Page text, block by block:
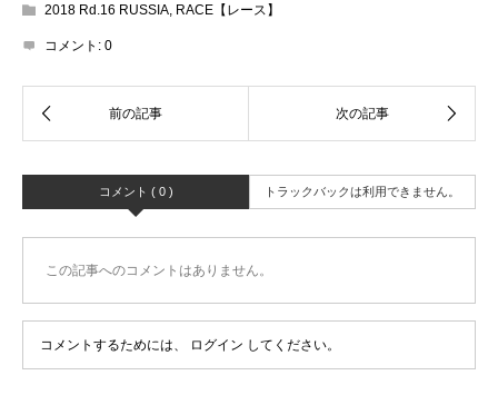
2018 Rd.16 RUSSIA, RACE【レース】
コメント: 0
コメント ( 0 ) トラックバックは利用できません。
この記事へのコメントはありません。
コメントするためには、 ログイン してください。